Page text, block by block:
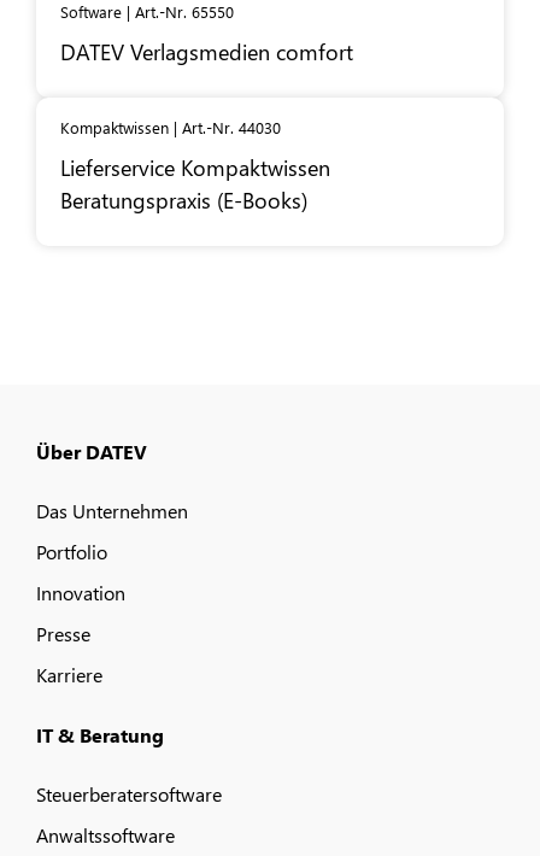
Software | Art.-Nr. 65550
DATEV Verlagsmedien comfort
Kompaktwissen | Art.-Nr. 44030
Lieferservice Kompaktwissen
Beratungspraxis (E-Books)
Über DATEV
Das Unternehmen
Portfolio
Innovation
Presse
Karriere
IT & Beratung
Steuerberatersoftware
Anwaltssoftware